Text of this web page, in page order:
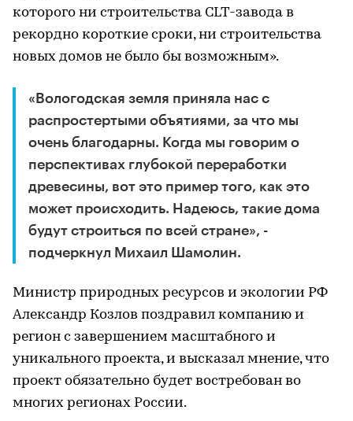
которого ни строительства CLT-завода в
рекордно короткие сроки, ни строительства
новых домов не было бы возможным».
«Вологодская земля приняла нас с
распростертыми объятиями, за что мы
очень благодарны. Когда мы говорим о
перспективах глубокой переработки
древесины, вот это пример того, как это
может происходить. Надеюсь, такие дома
будут строиться по всей стране», -
подчеркнул Михаил Шамолин.
Министр природных ресурсов и экологии РФ
Александр Козлов поздравил компанию и
регион с завершением масштабного и
уникального проекта, и высказал мнение, что
проект обязательно будет востребован во
многих регионах России.